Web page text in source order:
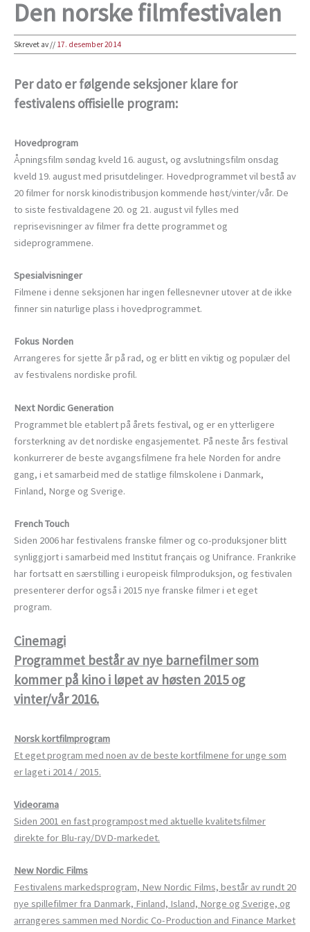
Den norske filmfestivalen
Skrevet av// 17. desember 2014
Per dato er følgende seksjoner klare for
festivalens offisielle program:
Hovedprogram
Åpningsfilm søndag kveld 16. august, og avslutningsfilm onsdag
kveld 19. august med prisutdelinger. Hovedprogrammet vil bestå av
20 filmer for norsk kinodistribusjon kommende høst/vinter/vår. De
to siste festivaldagene 20. og 21. august vil fylles med
reprisevisninger av filmer fra dette programmet og
sideprogrammene.
Spesialvisninger
Filmene i denne seksjonen har ingen fellesnevner utover at de ikke
finner sin naturlige plass i hovedprogrammet.
Fokus Norden
Arrangeres for sjette år på rad, og er blitt en viktig og populær del
av festivalens nordiske profil.
Next Nordic Generation
Programmet ble etablert på årets festival, og er en ytterligere
forsterkning av det nordiske engasjementet. På neste års festival
konkurrerer de beste avgangsfilmene fra hele Norden for andre
gang, i et samarbeid med de statlige filmskolene i Danmark,
Finland, Norge og Sverige.
French Touch
Siden 2006 har festivalens franske filmer og co-produksjoner blitt
synliggjort i samarbeid med Institut français og Unifrance. Frankrike
har fortsatt en særstilling i europeisk filmproduksjon, og festivalen
presenterer derfor også i 2015 nye franske filmer i et eget
program.
Cinemagi
Programmet består av nye barnefilmer som
kommer på kino i løpet av høsten 2015 og
vinter/vår 2016.
Norsk kortfilmprogram
Et eget program med noen av de beste kortfilmene for unge som
er laget i 2014 / 2015.
Videorama
Siden 2001 en fast programpost med aktuelle kvalitetsfilmer
direkte for Blu-ray/DVD-markedet.
New Nordic Films
Festivalens markedsprogram, New Nordic Films, består av rundt 20
nye spillefilmer fra Danmark, Finland, Island, Norge og Sverige, og
arrangeres sammen med Nordic Co-Production and Finance Market